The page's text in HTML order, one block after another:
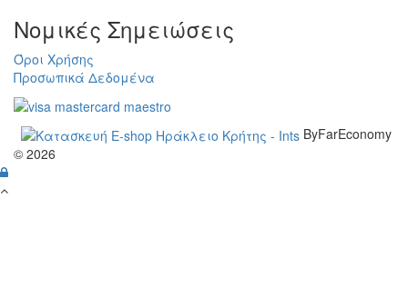
Νομικές Σημειώσεις
Όροι Χρήσης
Προσωπικά Δεδομένα
ByFarEconomy
© 2026